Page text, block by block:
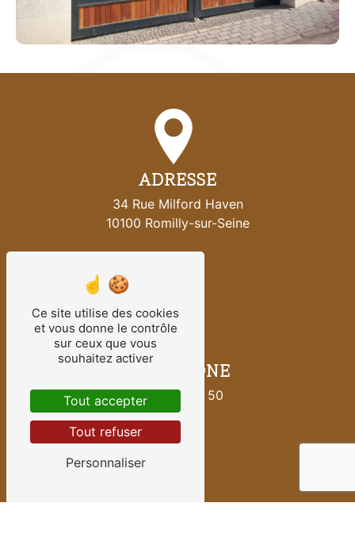
ADRESSE
34 Rue Milford Haven
10100 Romilly-sur-Seine
TÉLÉPHONE
06 42 49 71 50
Ce site utilise des cookies
et vous donne le contrôle
sur ceux que vous
souhaitez activer
Tout accepter
Tout refuser
Personnaliser